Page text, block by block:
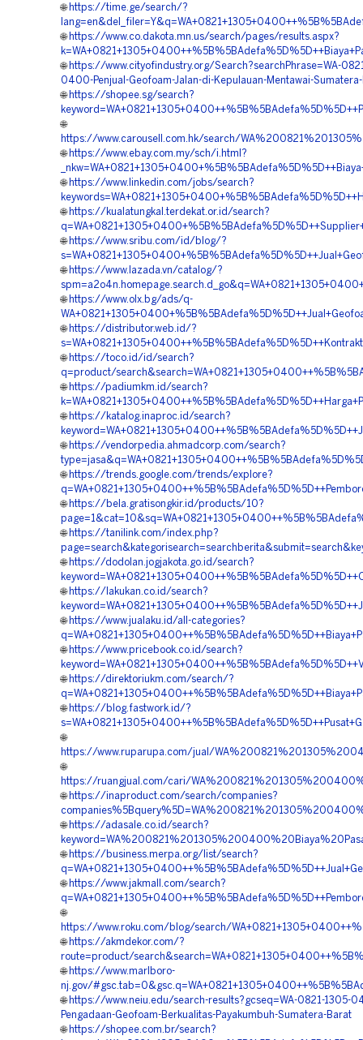
🌐 https://time.ge/search/?
🌐 https://www.co.dakota.mn.us/search/pages/results.aspx?
🌐 https://www.cityofindustry.org/Search?searchPhrase=WA-
0400-Penjual-Geofoam-Jalan-di-Kepulauan-Mentawai-
🌐 https://shopee.sg/search?
🌐
https://www.carousell.com.hk/search/
🌐 https://www.ebay.com.my/sch/i.html?
🌐 https://www.linkedin.com/jobs/search?
🌐 https://kualatungkal.terdekat.or.id/search?
🌐 https://www.sribu.com/id/blog/?
🌐 https://www.lazada.vn/catalog/?
🌐 https://www.olx.bg/ads/q-
🌐 https://distributor.web.id/?
🌐 https://toco.id/id/search?
q=product/
🌐 https://padiumkm.id/search?
🌐 https://katalog.inaproc.id/search?
🌐 https://vendorpedia.ahmadcorp.com/search?
🌐 https://trends.google.com/trends/explore?
🌐 https://bela.gratisongkir.id/products/10?
🌐 https://tanilink.com/index.php?
🌐 https://dodolan.jogjakota.go.id/search?
🌐 https://lakukan.co.id/search?
🌐 https://www.jualaku.id/all-categories?
🌐 https://www.pricebook.co.id/search?
🌐 https://direktoriukm.com/search/?
🌐 https://blog.fastwork.id/?
🌐
https://www.ruparupa.com/jual/
🌐
https://ruangjual.com/cari/
🌐 https://inaproduct.com/search/companies?
🌐 https://adasale.co.id/search?
🌐 https://business.merpa.org/list/search?
🌐 https://www.jakmall.com/search?
🌐
https://www.roku.com/blog/search/
🌐 https://akmdekor.com/?
route=product/
🌐 https://www.marlboro-
nj.gov/
🌐 https://www.neiu.edu/search-results?gcseq=WA-0821-1305-
Pengadaan-Geofoam-Berkualitas-Payakumbuh-Sumatera-Barat
🌐 https://shopee.com.br/search?